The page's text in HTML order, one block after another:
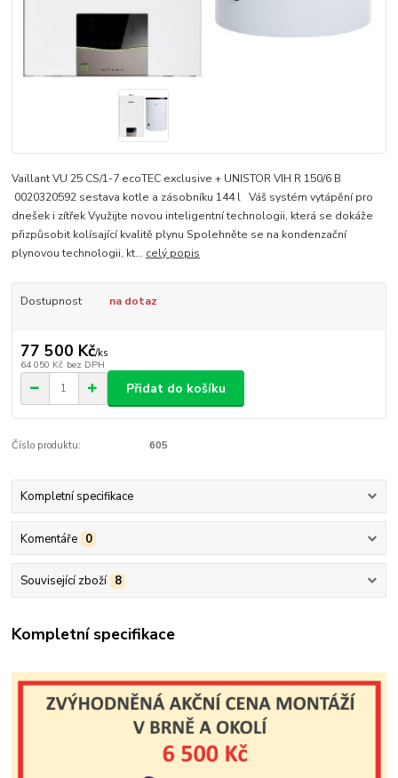
Vaillant VU 25 CS/1-7 ecoTEC exclusive + UNISTOR VIH R 150/6 B
0020320592 sestava kotle a zásobníku 144 l Váš systém vytápění pro
dnešek i zítřek Využijte novou inteligentní technologii, která se dokáže
přizpůsobit kolísající kvalitě plynu Spolehněte se na kondenzační
plynovou technologii, kt... celý popis
Dostupnost na dotaz
77 500 Kč/ks
64 050 Kč bez DPH
Přidat do košíku
Číslo produktu: 605
Kompletní specifikace
Komentáře 0
Související zboží 8
Kompletní specifikace